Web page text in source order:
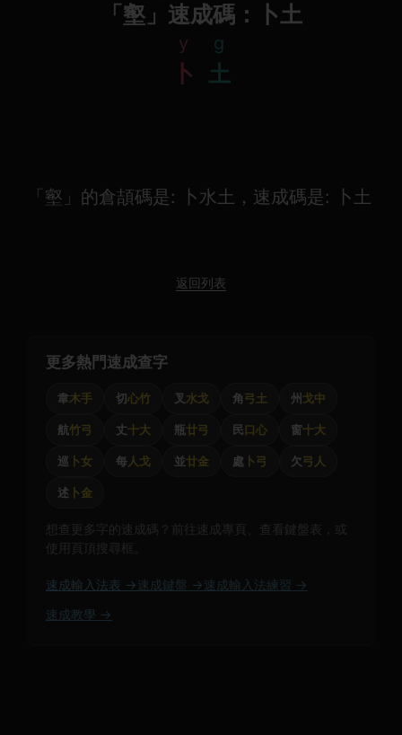
「壑」速成碼：卜土
y
卜
g
土
「壑」的倉頡碼是: 卜水土，速成碼是: 卜土
返回列表
更多熱門速成查字
韋木手 切心竹 叉 水戈 角弓土 州 戈中
航竹弓 丈十大 瓶廿弓 民口心 窗十大
巡 卜女 每人戈 並廿金 處 卜弓 欠弓人
述 卜金
想查更多字的速成碼？前往速成專頁、查看鍵盤表，或
使用頁頂搜尋框。
速成輸入法表 → 速成鍵盤 → 速成輸入法練習 →
速成教學 →